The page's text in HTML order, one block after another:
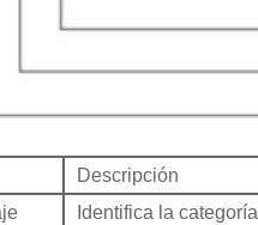
Descripción
Identifica la